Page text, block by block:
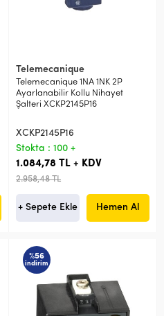
Telemecanique
Telemecanique 1NA 1NK 2P
Ayarlanabilir Kollu Nihayet
Şalteri XCKP2145P16
XCKP2145P16
Stokta : 100 +
1.084,78 TL + KDV
2.958,48 TL
+ Sepete Ekle Hemen Al
%56
indirim